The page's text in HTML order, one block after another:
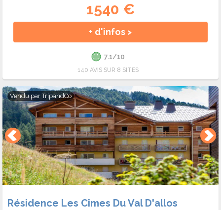
1540 €
+ d'infos >
7.1/10
140 AVIS SUR 8 SITES
Vendu parTripandCo
Résidence Les Cimes Du Val D'allos